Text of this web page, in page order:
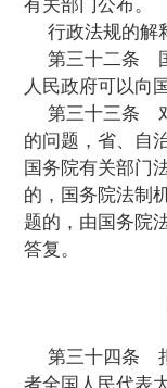
成一致意见
要问题、有
报国务院决
第二十四
的意见，与
修改，形成
第二十五
负责人提出
范围单一、
行政法规草
构直接提请